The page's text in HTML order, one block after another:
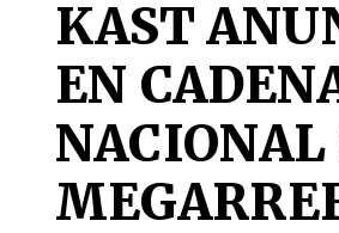
KAST
EN
NACIONAL